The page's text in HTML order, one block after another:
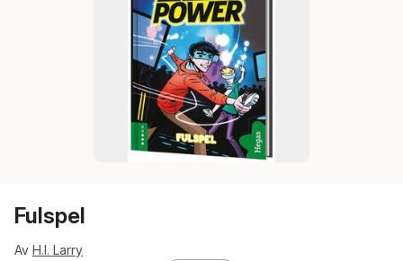
Fulspel
Av H.I. Larry